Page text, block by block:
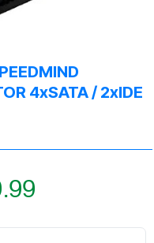
4xSATA / 2xIDE